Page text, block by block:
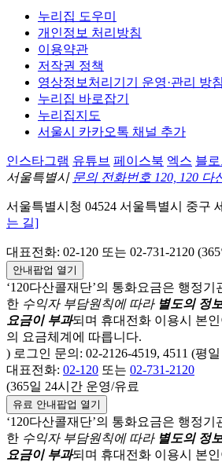
누리집 도우미
개인정보 처리방침
이용약관
저작권 정책
영상정보처리기기 운영·관리 방침
누리집 바로잡기
누리집지도
서울시 카카오톡 채널 추가
인스타그램 유튜브 페이스북 엑스 블로
서울특별시 문의 전화번호 120, 120 다
서울특별시청 04524 서울특별시 중구
는 길]
대표전화: 02-120 또는 02-731-2120
안내팝업 열기
‘120다산콜재단’의 통화요금은 행정기
한 수익자 부담원칙에 따라 별도의 정
요금이 부과되며 휴대전화 이용시 본
의 요금체계에 따릅니다.
) 로그인 문의: 02-2126-4519, 4511 (평
대표전화: 02-120 또는 02-731-2120
(365일 24시간 운영/유료
유료 안내팝업 열기
‘120다산콜재단’의 통화요금은 행정기
한 수익자 부담원칙에 따라 별도의 정
요금이 부과되며 휴대전화 이용시 본